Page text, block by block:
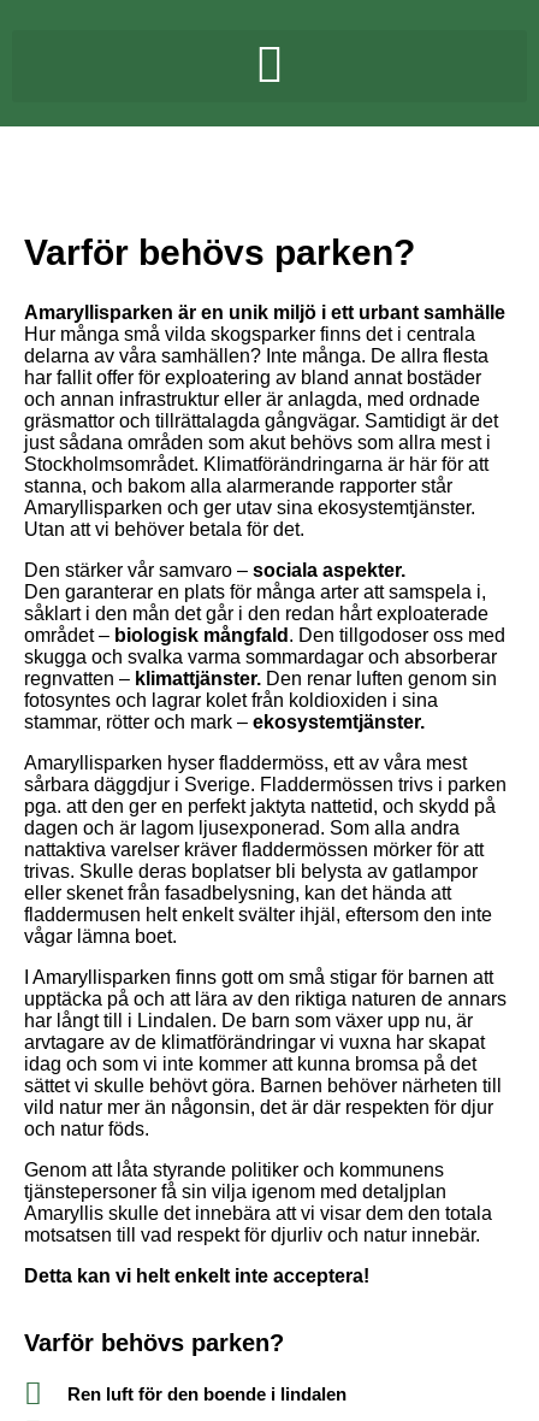
Varför behövs parken?
Amaryllisparken är en unik miljö i ett urbant samhälle
Hur många små vilda skogsparker finns det i centrala
delarna av våra samhällen? Inte många. De allra flesta
har fallit offer för exploatering av bland annat bostäder
och annan infrastruktur eller är anlagda, med ordnade
gräsmattor och tillrättalagda gångvägar. Samtidigt är det
just sådana områden som akut behövs som allra mest i
Stockholmsområdet. Klimatförändringarna är här för att
stanna, och bakom alla alarmerande rapporter står
Amaryllisparken och ger utav sina ekosystemtjänster.
Utan att vi behöver betala för det.
Den stärker vår samvaro – sociala aspekter.
Den garanterar en plats för många arter att samspela i,
såklart i den mån det går i den redan hårt exploaterade
området – biologisk mångfald . Den tillgodoser oss med
skugga och svalka varma sommardagar och absorberar
regnvatten – klimattjänster. Den renar luften genom sin
fotosyntes och lagrar kolet från koldioxiden i sina
stammar, rötter och mark – ekosystemtjänster.
Amaryllisparken hyser fladdermöss, ett av våra mest
sårbara däggdjur i Sverige. Fladdermössen trivs i parken
pga. att den ger en perfekt jaktyta nattetid, och skydd på
dagen och är lagom ljusexponerad. Som alla andra
nattaktiva varelser kräver fladdermössen mörker för att
trivas. Skulle deras boplatser bli belysta av gatlampor
eller skenet från fasadbelysning, kan det hända att
fladdermusen helt enkelt svälter ihjäl, eftersom den inte
vågar lämna boet.
I Amaryllisparken finns gott om små stigar för barnen att
upptäcka på och att lära av den riktiga naturen de annars
har långt till i Lindalen. De barn som växer upp nu, är
arvtagare av de klimatförändringar vi vuxna har skapat
idag och som vi inte kommer att kunna bromsa på det
sättet vi skulle behövt göra. Barnen behöver närheten till
vild natur mer än någonsin, det är där respekten för djur
och natur föds.
Genom att låta styrande politiker och kommunens
tjänstepersoner få sin vilja igenom med detaljplan
Amaryllis skulle det innebära att vi visar dem den totala
motsatsen till vad respekt för djurliv och natur innebär.
Detta kan vi helt enkelt inte acceptera!
Varför behövs parken?
Ren luft för den boende i lindalen